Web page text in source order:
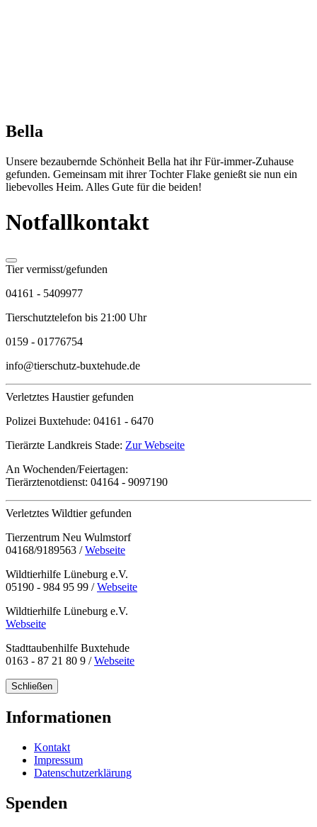
Bella
Unsere bezaubernde Schönheit Bella hat ihr Für-immer-Zuhause
gefunden. Gemeinsam mit ihrer Tochter Flake genießt sie nun ein
liebevolles Heim. Alles Gute für die beiden!
Notfallkontakt
Tier vermisst/gefunden
04161 - 5409977
Tierschutztelefon bis 21:00 Uhr
0159 - 01776754
info@tierschutz-buxtehude.de
Verletztes Haustier gefunden
Polizei Buxtehude: 04161 - 6470
Tierärzte Landkreis Stade: Zur Webseite
An Wochenden/Feiertagen:
Tierärztenotdienst: 04164 - 9097190
Verletztes Wildtier gefunden
Tierzentrum Neu Wulmstorf
04168/9189563 /Webseite
Wildtierhilfe Lüneburg e.V.
05190 - 984 95 99 /Webseite
Wildtierhilfe Lüneburg e.V.
Webseite
Stadttaubenhilfe Buxtehude
0163 - 87 21 80 9 /Webseite
Schließen
Informationen
Kontakt
Impressum
Datenschutzerklärung
Spenden